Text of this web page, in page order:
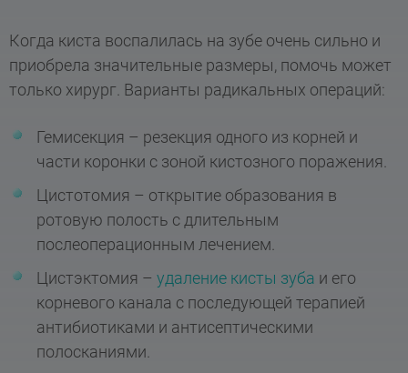
Когда киста воспалилась на зубе очень сильно и
приобрела значительные размеры, помочь может
только хирург. Варианты радикальных операций:
Гемисекция – резекция одного из корней и
части коронки с зоной кистозного поражения.
Цистотомия – открытие образования в
ротовую полость с длительным
послеоперационным лечением.
Цистэктомия – удаление кисты зуба и его
корневого канала с последующей терапией
антибиотиками и антисептическими
полосканиями.